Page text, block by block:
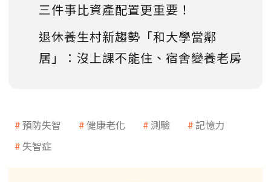
三件事比資產配置更重要！
退休養生村新趨勢「和大學當鄰
居」：沒上課不能住、宿舍變養老房
預防失智 健康老化 測驗
記憶力
失智症